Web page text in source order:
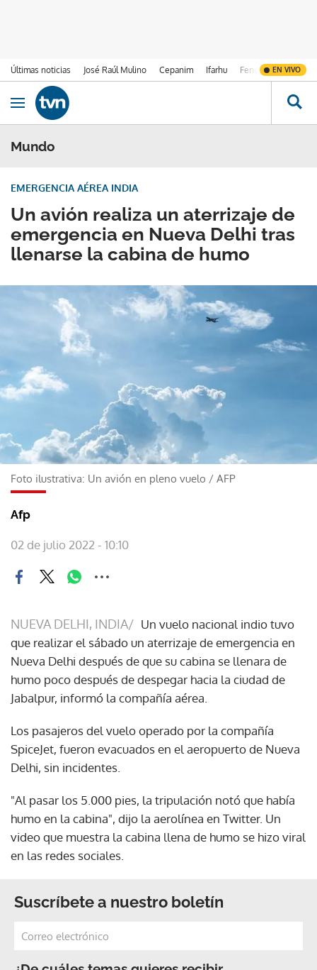
Últimas noticias José Raúl Mulino Cepanim Ifarhu Fenómeno de El
EN VIVO
Ir al contenido
Obrir navegació
Mundo
Un avión realiza un aterrizaje de
emergencia en Nueva Delhi tras
llenarse la cabina de humo
EMERGENCIA AÉREA INDIA
Foto ilustrativa: Un avión en pleno vuelo / AFP
Afp
02 de julio 2022 - 10:10
NUEVA DELHI, INDIA/ Un vuelo nacional indio tuvo
que realizar el sábado un aterrizaje de emergencia en
Nueva Delhi después de que su cabina se llenara de
humo poco después de despegar hacia la ciudad de
Jabalpur, informó la compañía aérea.
Los pasajeros del vuelo operado por la compañía
SpiceJet, fueron evacuados en el aeropuerto de Nueva
Delhi, sin incidentes.
"Al pasar los 5.000 pies, la tripulación notó que había
humo en la cabina", dijo la aerolínea en Twitter. Un
video que muestra la cabina llena de humo se hizo viral
en las redes sociales.
Suscríbete a nuestro boletín